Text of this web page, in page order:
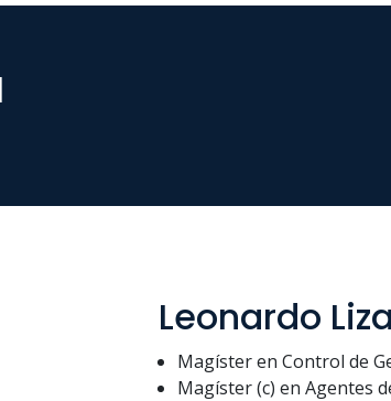
Leonardo
Magíster en Control de
Magíster (c) en Agentes